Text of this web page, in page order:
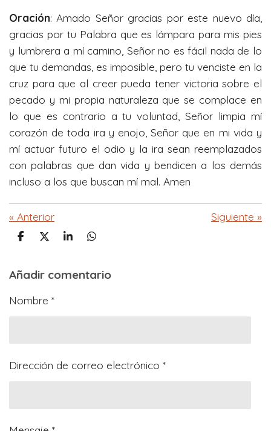
Oración: Amado Señor gracias por este nuevo día,
gracias por tu Palabra que es lámpara para mis pies
y lumbrera a mí camino, Señor no es fácil nada de lo
que tu demandas, es imposible, pero tu venciste en la
cruz para que al creer pueda tener victoria sobre el
pecado y mi propia naturaleza que se complace en
lo que es contrario a tu voluntad, Señor limpia mí
corazón de toda ira y enojo, Señor que en mi vida y
mí actuar futuro el odio y la ira sean reemplazados
con palabras que dan vida y bendicen a los demás
incluso a los que buscan mí mal. Amen
« Anterior Siguiente »
C
p
t
C
p
t
C
p
C
p
Añadir comentario
Nombre *
Dirección de correo electrónico *